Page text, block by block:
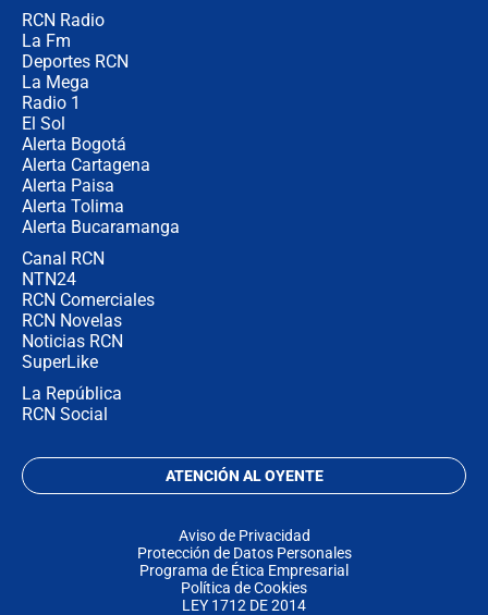
RCN Radio
La Fm
Deportes RCN
La Mega
Radio 1
El Sol
Alerta Bogotá
Alerta Cartagena
Alerta Paisa
Alerta Tolima
Alerta Bucaramanga
Canal RCN
NTN24
RCN Comerciales
RCN Novelas
Noticias RCN
SuperLike
La República
RCN Social
ATENCIÓN AL OYENTE
Aviso de Privacidad
Protección de Datos Personales
Programa de Ética Empresarial
Política de Cookies
LEY 1712 DE 2014